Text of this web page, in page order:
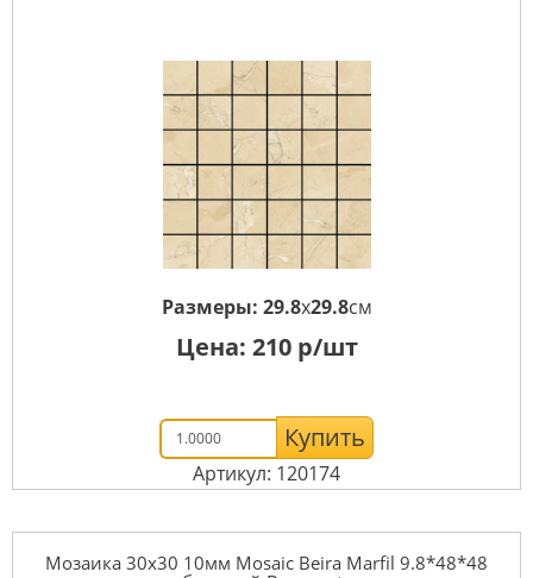
Размеры: 29.8x29.8см
Цена: 210р/шт
Купить
Артикул: 120174
Мозаика 30x30 10мм Mosaic Beira Marfil 9.8*48*48